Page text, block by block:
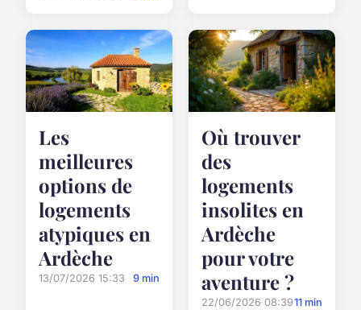
Les
meilleures
options de
logements
atypiques en
Ardèche
13/07/2026 15:33 9 min
Où trouver
des
logements
insolites en
Ardèche
pour votre
aventure ?
22/06/2026 08:3911 min